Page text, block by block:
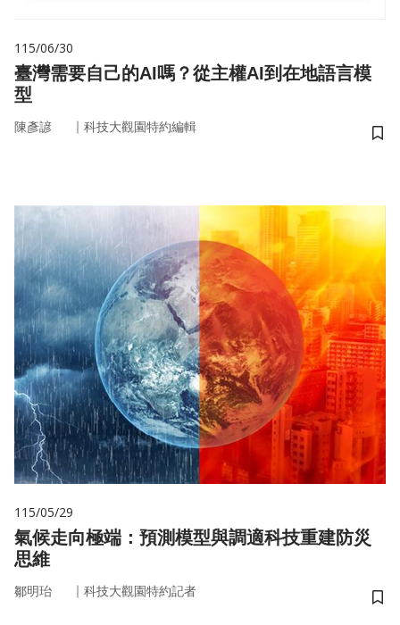
115/06/30
臺灣需要自己的AI嗎？從主權AI到在地語言模
型
陳彥諺 ｜ 科技大觀園特約編輯
儲
115/05/29
氣候走向極端：預測模型與調適科技重建防災
思維
鄒明珆 ｜ 科技大觀園特約記者
儲